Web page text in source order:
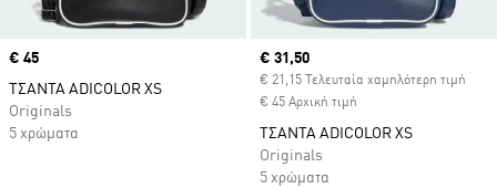
Price
€ 45
ΤΣΑΝΤΑ ADICOLOR XS
Originals
5 χρώματα
Current price
€ 31,50
€ 21,15 Τελευταία χαμηλότερη τιμή
€ 45 Αρχική τιμή
ΤΣΑΝΤΑ ADICOLOR XS
Originals
5 χρώματα